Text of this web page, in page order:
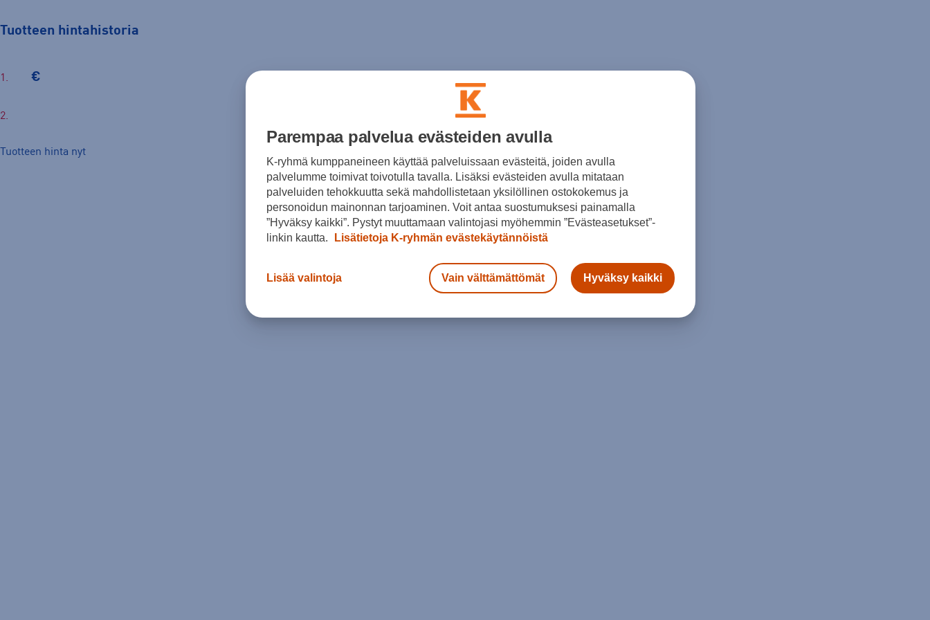
Tuotteen hintahistoria
€
Tuotteen hinta nyt
Parempaa palvelua evästeiden avulla
K-ryhmä kumppaneineen käyttää palveluissaan evästeitä, joiden avulla
palvelumme toimivat toivotulla tavalla. Lisäksi evästeiden avulla mitataan
palveluiden tehokkuutta sekä mahdollistetaan yksilöllinen ostokokemus ja
personoidun mainonnan tarjoaminen. Voit antaa suostumuksesi painamalla
”Hyväksy kaikki”. Pystyt muuttamaan valintojasi myöhemmin ”Evästeasetukset”-
linkin kautta.
Lisätietoja K-ryhmän evästekäytännöistä
Lisää valintoja Vain välttämättömät Hyväksy kaikki